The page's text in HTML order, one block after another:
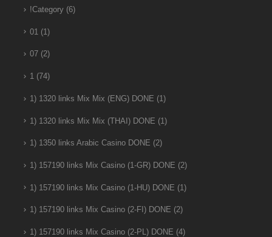
!Category(6)
01(1)
07(2)
1(74)
1) 1320 links Mix Mix (ENG) DONE (1)
1) 1320 links Mix Mix (THAI) DONE (1)
1) 1350 links Arabic Casino DONE (2)
1) 157190 links Mix Casino (1-GR) DONE (2)
1) 157190 links Mix Casino (1-HU) DONE (1)
1) 157190 links Mix Casino (2-FI) DONE (2)
1) 157190 links Mix Casino (2-PL) DONE (4)